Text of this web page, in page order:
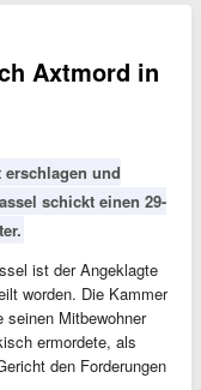
Axtmord in
und
schickt einen 29-
ist der Angeklagte
worden. Die Kammer
seinen Mitbewohner
ermordete, als
den Forderungen